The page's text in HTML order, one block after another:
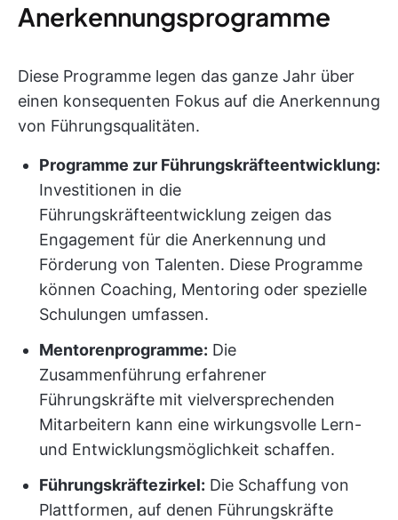
Anerkennungsprogramme
Diese Programme legen das ganze Jahr über
einen konsequenten Fokus auf die Anerkennung
von Führungsqualitäten.
Programme zur Führungskräfteentwicklung:
Investitionen in die
Führungskräfteentwicklung zeigen das
Engagement für die Anerkennung und
Förderung von Talenten. Diese Programme
können Coaching, Mentoring oder spezielle
Schulungen umfassen.
Mentorenprogramme: Die
Zusammenführung erfahrener
Führungskräfte mit vielversprechenden
Mitarbeitern kann eine wirkungsvolle Lern-
und Entwicklungsmöglichkeit schaffen.
Führungskräftezirkel: Die Schaffung von
Plattformen, auf denen Führungskräfte